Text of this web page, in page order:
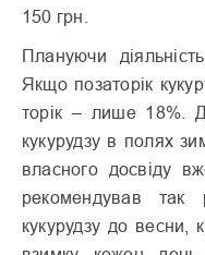
150 грн.
Плануючи
Якщо позаторік
торік – лише 18%.
кукурудзу в полях
власного досвіду
рекомендував
кукурудзу до весни,